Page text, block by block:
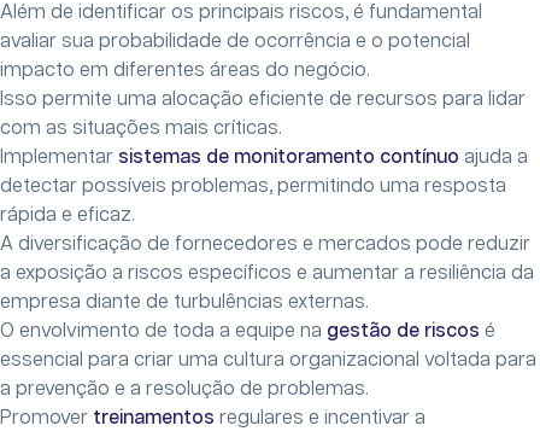
Além de identificar os principais riscos, é fundamental
avaliar sua probabilidade de ocorrência e o potencial
impacto em diferentes áreas do negócio.
Isso permite uma alocação eficiente de recursos para lidar
com as situações mais críticas.
Implementar sistemas de monitoramento contínuo ajuda a
detectar possíveis problemas, permitindo uma resposta
rápida e eficaz.
A diversificação de fornecedores e mercados pode reduzir
a exposição a riscos específicos e aumentar a resiliência da
empresa diante de turbulências externas.
O envolvimento de toda a equipe na gestão de riscos é
essencial para criar uma cultura organizacional voltada para
a prevenção e a resolução de problemas.
Promover treinamentos regulares e incentivar a